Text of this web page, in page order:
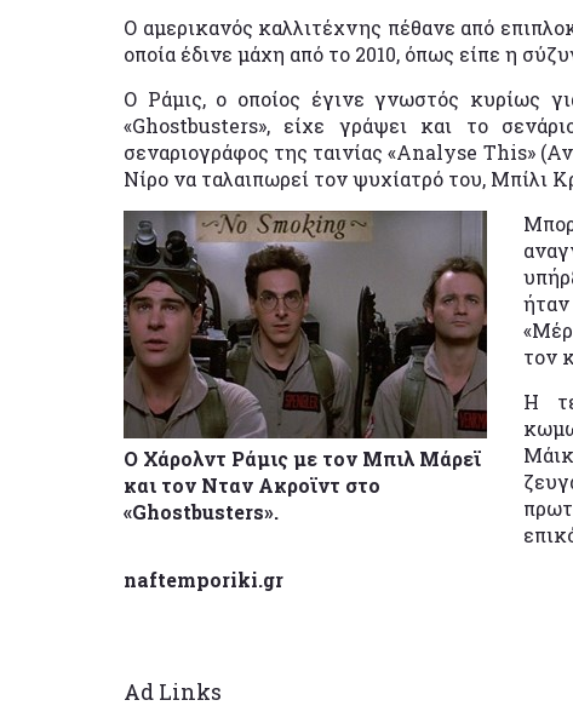
Ο αμερικανός καλλιτέχνης πέθανε από
οποία έδινε μάχη από το 2010, όπως είπε η
Ο Ράμις, o οποίος έγινε γνωστός κυρίως
«Ghostbusters», είχε γράψει και το
σεναριογράφος της ταινίας «Analyse This»
Νίρο να ταλαιπωρεί τον ψυχίατρό του, Μπίλι
Ο Χάρολντ Ράμις με τον Μπιλ Μάρεϊ
και τον Νταν Ακροϊντ στο
«Ghostbusters».
τον
Η
naftemporiki.gr
Ad Links